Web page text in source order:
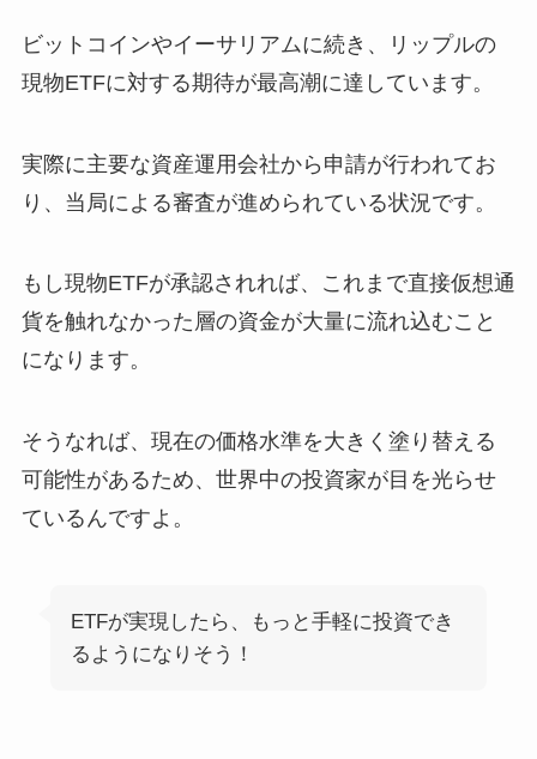
ビットコインやイーサリアムに続き、リップルの
現物ETFに対する期待が最高潮に達しています。
実際に主要な資産運用会社から申請が行われてお
り、当局による審査が進められている状況です。
もし現物ETFが承認されれば、これまで直接仮想通
貨を触れなかった層の資金が大量に流れ込むこと
になります。
そうなれば、現在の価格水準を大きく塗り替える
可能性があるため、世界中の投資家が目を光らせ
ているんですよ。
ETFが実現したら、もっと手軽に投資でき
るようになりそう！